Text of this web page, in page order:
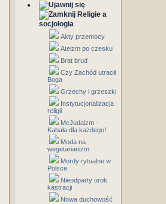
Religie a
socjologia
Akty przemocy
Ateizm po czesku
Brat brud
Czy Zachód utracił
Boga
Grzechy i grzeszki
Instytucjonalizacja
religii
McJudaizm -
Kabała dla każdego!
Moda na
wegetarianizm
Mordy rytualne w
Polsce
Nieodparty urok
kastracji
Nowa duchowość